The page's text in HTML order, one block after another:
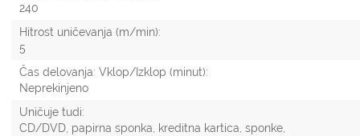
240
Hitrost uničevanja (m/min):
5
Čas delovanja: Vklop/Izklop (minut):
Neprekinjeno
Uničuje tudi:
CD/DVD, papirna sponka, kreditna kartica, sponke,